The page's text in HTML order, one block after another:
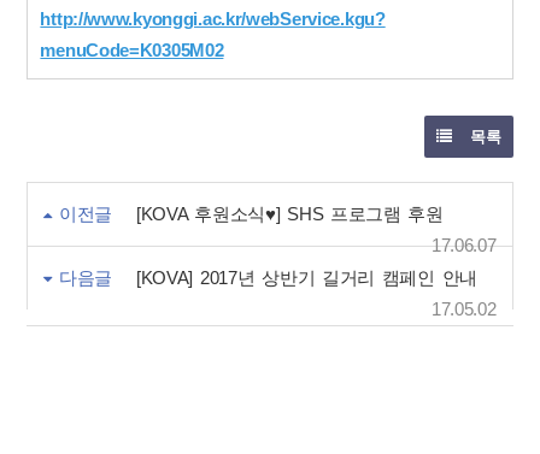
http://www.kyonggi.ac.kr/webService.kgu?
menuCode=K0305M02
목록
이전글
[KOVA 후원소식♥] SHS 프로그램 후원
17.06.07
다음글
[KOVA] 2017년 상반기 길거리 캠페인 안내
17.05.02